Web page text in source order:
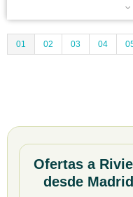
01 02 03 04
Ofertas a
desde